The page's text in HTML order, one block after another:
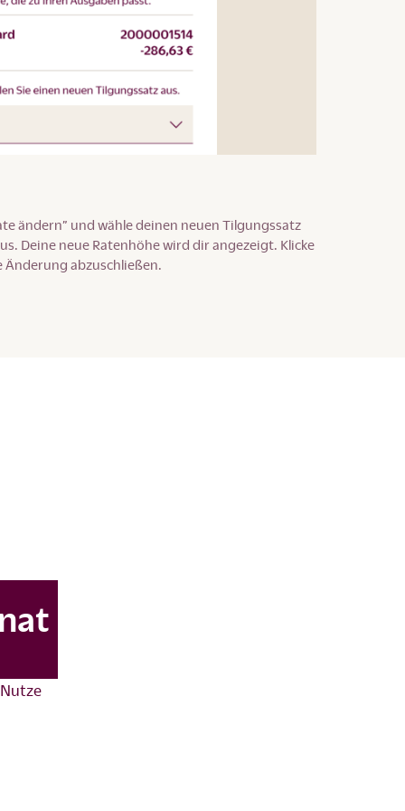
ändern” und wähle deinen neuen Tilgungssatz
Deine neue Ratenhöhe wird dir angezeigt. Klicke
Änderung abzuschließen.